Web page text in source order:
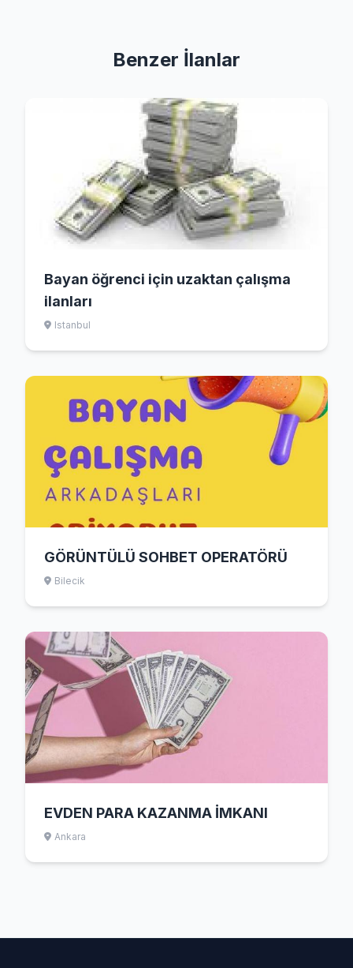
Benzer İlanlar
Bayan öğrenci için uzaktan çalışma
ilanları
Istanbul
GÖRÜNTÜLÜ SOHBET OPERATÖRÜ
Bilecik
EVDEN PARA KAZANMA İMKANI
Ankara